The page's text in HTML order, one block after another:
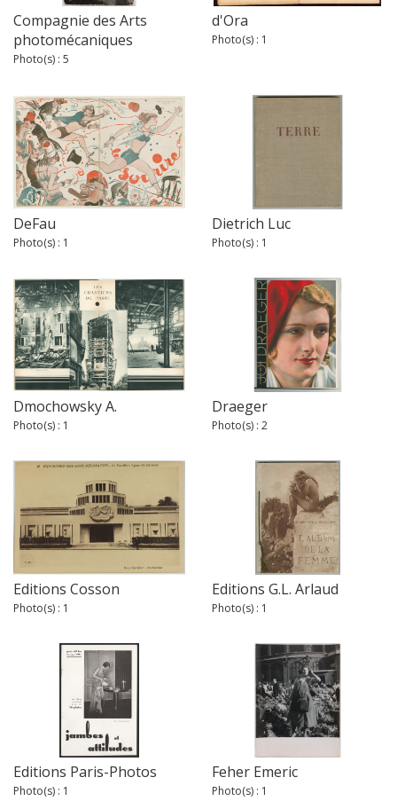
Compagnie des Arts
photomécaniques
Photo(s) : 5
d'Ora
Photo(s) : 1
DeFau
Photo(s) : 1
Dietrich Luc
Photo(s) : 1
Dmochowsky A.
Photo(s) : 1
Draeger
Photo(s) : 2
Editions Cosson
Photo(s) : 1
Editions G.L. Arlaud
Photo(s) : 1
Editions Paris-Photos
Photo(s) : 1
Feher Emeric
Photo(s) : 1